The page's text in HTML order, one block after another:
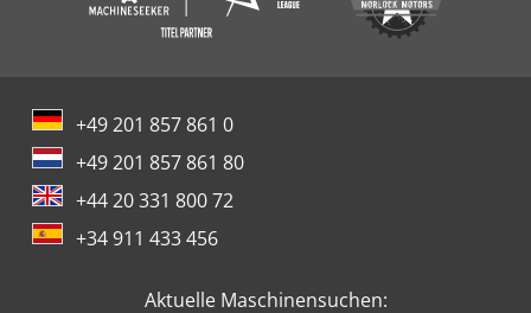
+49 201 857 861 0
+49 201 857 861 80
+44 20 331 800 72
+34 911 433 456
Aktuelle Maschinensuchen: